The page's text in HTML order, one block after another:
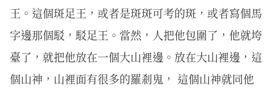
王。這個斑足王，或者是斑斑可考的斑，或者寫個馬
字邊那個駁，駁足王。當然，人把他包圍了，他就垮
臺了，就把他放在一個大山裡邊。放在大山裡邊，這
個山神，山裡面有很多的羅剎鬼， 這個山神就同他